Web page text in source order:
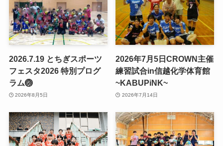
2026.7.19 とちぎスポーツ
フェスタ2026 特別プログ
ラム🏐
2026年8月5日
2026年7月5日CROWN主催
練習試合in信越化学体育館
~KABUPiNK~
2026年7月14日